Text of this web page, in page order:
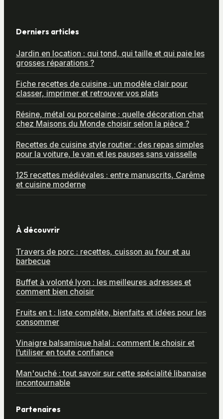
Derniers articles
Jardin en location : qui tond, qui taille et qui paie les
grosses réparations ?
Fiche recettes de cuisine : un modèle clair pour
classer, imprimer et retrouver vos plats
Résine, métal ou porcelaine : quelle décoration chat
chez Maisons du Monde choisir selon la pièce ?
Recettes de cuisine style routier : des repas simples
pour la voiture, le van et les pauses sans vaisselle
125 recettes médiévales : entre manuscrits, Carême
et cuisine moderne
À découvrir
Travers de porc : recettes, cuisson au four et au
barbecue
Buffet à volonté lyon : les meilleures adresses et
comment bien choisir
Fruits en t : liste complète, bienfaits et idées pour les
consommer
Vinaigre balsamique halal : comment le choisir et
l’utiliser en toute confiance
Man'ouché : tout savoir sur cette spécialité libanaise
incontournable
Partenaires